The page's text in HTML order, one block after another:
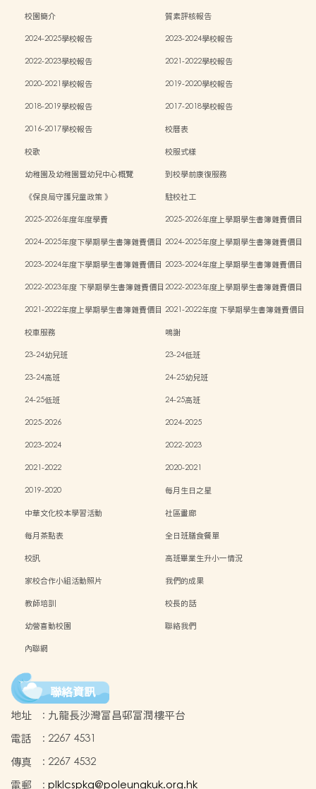
校園簡介
質素評核報告
2024-2025學校報告
2023-2024學校報告
2022-2023學校報告
2021-2022學校報告
2020-2021學校報告
2019-2020學校報告
2018-2019學校報告
2017-2018學校報告
2016-2017學校報告
校曆表
校歌
校服式樣
幼稚園及幼稚園暨幼兒中心概覽
到校學前康復服務
《保良局守護兒童政策 》
駐校社工
2025-2026年度年度學費
2025-2026年度上學期學生書簿雜費價目
2024-2025年度下學期學生書簿雜費價目 2024-2025年度上學期學生書簿雜費價目
2023-2024年度下學期學生書簿雜費價目 2023-2024年度上學期學生書簿雜費價目
2022-2023年度 下學期學生書簿雜費價目2022-2023年度上學期學生書簿雜費價目
2021-2022年度上學期學生書簿雜費價目 2021-2022年度 下學期學生書簿雜費價目
校車服務
鳴謝
23-24幼兒班
23-24低班
23-24高班
24-25幼兒班
24-25低班
24-25高班
2025-2026
2024-2025
2023-2024
2022-2023
2021-2022
2020-2021
2019-2020
每月生日之星
中華文化校本學習活動
社區畫廊
每月茶點表
全日班膳食餐單
校訊
高班畢業生升小一情況
家校合作小組活動照片
我們的成果
教師培訓
校長的話
幼營喜動校園
聯絡我們
內聯網
聯絡資訊
地址 : 九龍長沙灣富昌邨富潤樓平台
電話
: 2267 4531
傳真
: 2267 4532
電郵
: plklcspkg@poleungkuk.org.hk